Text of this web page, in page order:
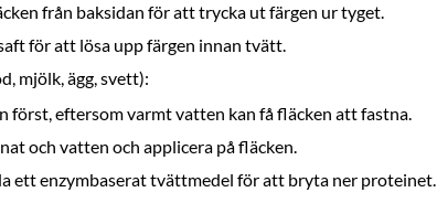
från baksidan för att trycka ut färgen ur tyget.
för att lösa upp färgen innan tvätt.
mjölk, ägg, svett):
först, eftersom varmt vatten kan få fläcken att fastna.
och vatten och applicera på fläcken.
ett enzymbaserat tvättmedel för att bryta ner proteinet.